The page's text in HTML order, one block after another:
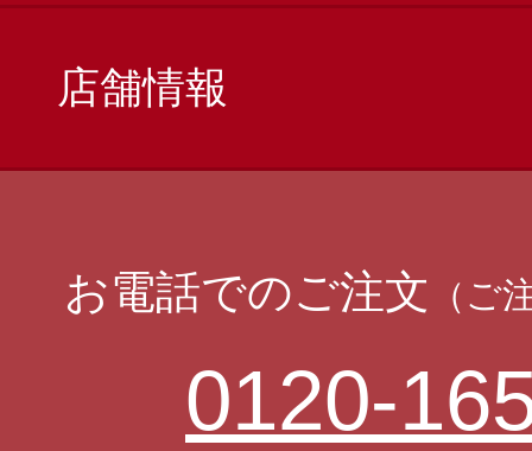
店舗情報
お電話でのご注文 （ご
0120-